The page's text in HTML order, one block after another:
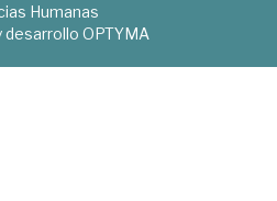
Humanas
desarrollo OPTYMA